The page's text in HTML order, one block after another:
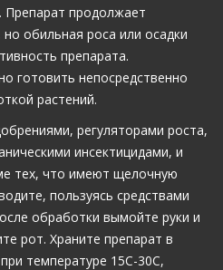
Препарат продолжает
обильная роса или осадки
препарата.
готовить непосредственно
растений.
регуляторами роста,
инсектицидами, и
тех, что имеют щелочную
пользуясь средствами
обработки вымойте руки и
рот. Храните препарат в
температуре 15С-30С,